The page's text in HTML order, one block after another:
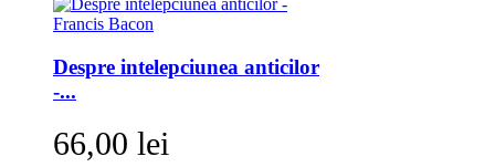
Despre intelepciunea anticilor
-...
66,00 lei